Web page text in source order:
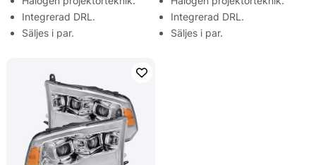
Integrerad DRL.
Säljes i par.
Integrerad DRL.
Säljes i par.